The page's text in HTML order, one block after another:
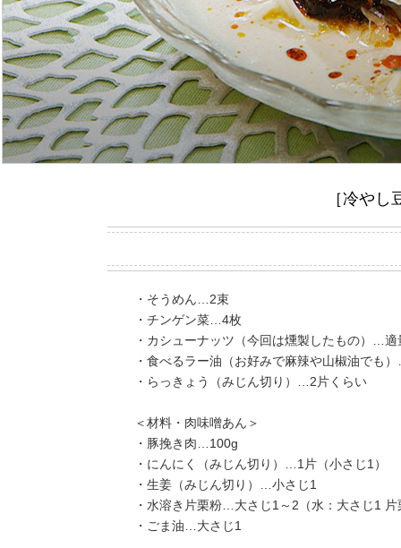
［冷や
・そうめん…2束
・チンゲン菜…4枚
・カシューナッツ（今回は燻製したもの）…適
・食べるラー油（お好みで麻辣や山椒油でも
・らっきょう（みじん切り）…2片くらい
＜材料・肉味噌あん＞
・豚挽き肉…100g
・にんにく（みじん切り）…1片（小さじ1）
・生姜（みじん切り）…小さじ1
・水溶き片栗粉…大さじ1～2（水：大さじ1
・ごま油…大さじ1